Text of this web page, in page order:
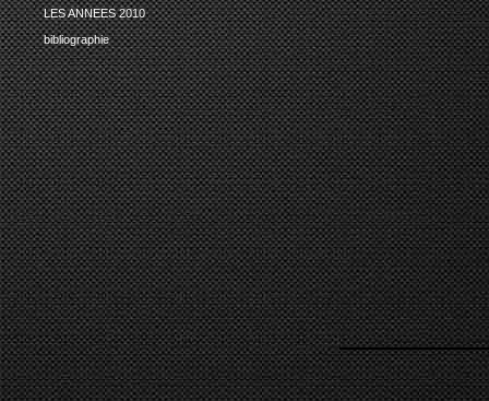
LES ANNEES 2010
bibliographie